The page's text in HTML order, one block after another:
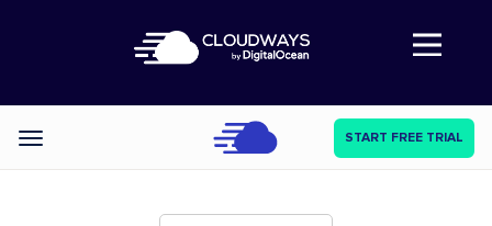
Abre a navegação
Categories START FREE TRIAL